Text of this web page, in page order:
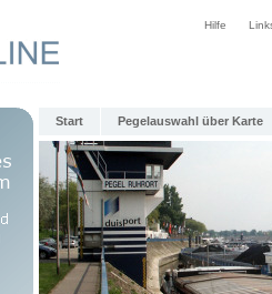
Hilfe
Start Pegelauswahl über Karte